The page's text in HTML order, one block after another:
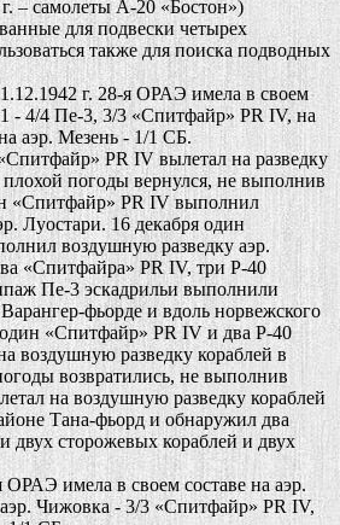
– самолеты А-20 «Бостон»)
для подвески четырех
также для поиска подводных
г. 28-я ОРАЭ имела в своем
1 - 4/4 Пе-3, 3/3 «Спитфайр» PR IV, на
аэр. Мезень - 1/1 СБ.
PR IV вылетал на разведку
плохой погоды вернулся, не выполнив
«Спитфайр» PR IV выполнил
Луостари. 16 декабря один
воздушную разведку аэр.
«Спитфайра» PR IV, три Р-40
Пе-3 эскадрильи выполнили
фьорде и вдоль норвежского
«Спитфайр» PR IV и два Р-40
воздушную разведку кораблей в
возвратились, не выполнив
на воздушную разведку кораблей
Тана-фьорд и обнаружил два
двух сторожевых кораблей и двух
имела в своем составе на аэр.
Чижовка - 3/3 «Спитфайр» PR IV,